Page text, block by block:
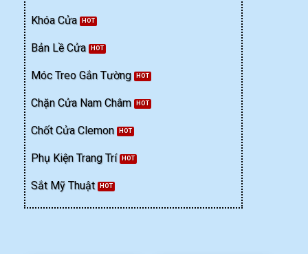
Khóa Cửa
Bản Lề Cửa
Móc Treo Gắn Tường
Chặn Cửa Nam Châm
Chốt Cửa Clemon
Phụ Kiện Trang Trí
Sắt Mỹ Thuật